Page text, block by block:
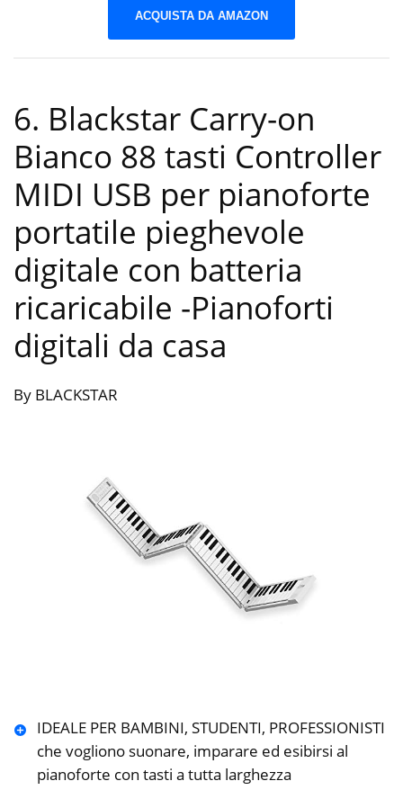
ACQUISTA DA AMAZON
6. Blackstar Carry-on
Bianco 88 tasti Controller
MIDI USB per pianoforte
portatile pieghevole
digitale con batteria
ricaricabile -Pianoforti
digitali da casa
By BLACKSTAR
IDEALE PER BAMBINI, STUDENTI, PROFESSIONISTI
che vogliono suonare, imparare ed esibirsi al
pianoforte con tasti a tutta larghezza